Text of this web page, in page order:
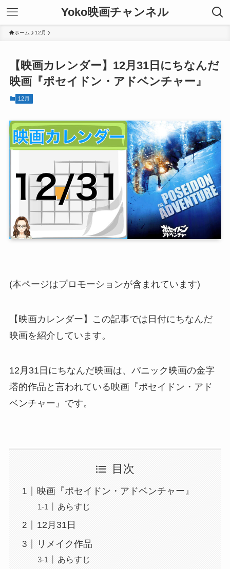
Yoko映画チャンネル
ホーム 12月
【映画カレンダー】12月31日にちなんだ
映画『ポセイドン・アドベンチャー』
12月
(本ページはプロモーションが含まれています)
【映画カレンダー】この記事では日付にちなんだ
映画を紹介しています。
12月31日にちなんだ映画は、パニック映画の金字
塔的作品と言われている映画『ポセイドン・アド
ベンチャー』です。
目次
映画『ポセイドン・アドベンチャー』
あらすじ
12月31日
リメイク作品
あらすじ